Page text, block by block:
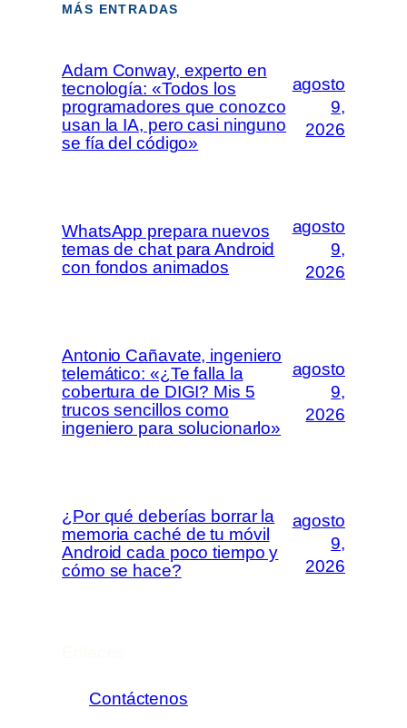
MÁS ENTRADAS
Adam Conway, experto en
tecnología: «Todos los
programadores que conozco
usan la IA, pero casi ninguno
se fía del código»
agosto
9,
2026
WhatsApp prepara nuevos
temas de chat para Android
con fondos animados
agosto
9,
2026
Antonio Cañavate, ingeniero
telemático: «¿Te falla la
cobertura de DIGI? Mis 5
trucos sencillos como
ingeniero para solucionarlo»
agosto
9,
2026
¿Por qué deberías borrar la
memoria caché de tu móvil
Android cada poco tiempo y
cómo se hace?
agosto
9,
2026
Contáctenos